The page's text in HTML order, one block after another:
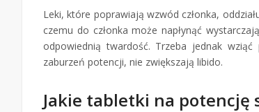
Leki, które poprawiają wzwód członka,
czemu do członka może napłynąć
odpowiednią twardość. Trzeba jednak
zaburzeń potencji, nie zwiększają libido.
Jakie tabletki na potencję